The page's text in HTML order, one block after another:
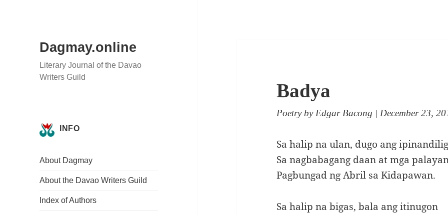
Dagmay.online
Literary Journal of the Davao
Writers Guild
INFO
About Dagmay
About the Davao Writers Guild
Index of Authors
Badya
Poetryby Edgar Bacong | December 23,
Sa halip na ulan, dugo ang ipinandilig
Sa nagbabagang daan at mga
Pagbungad ng Abril sa Kidapawan.
Sa halip na bigas, bala ang itinugon